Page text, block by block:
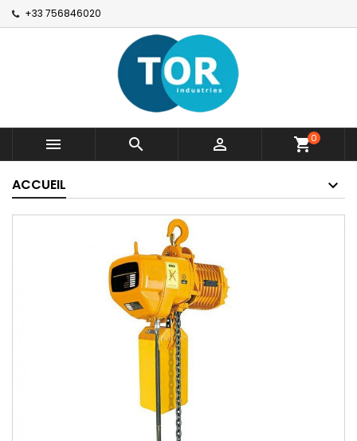
+33 756846020
   shopping_cart0
ACCUEIL